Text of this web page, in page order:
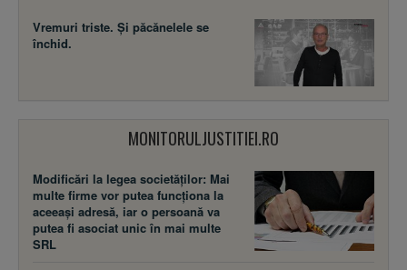
Vremuri triste. Şi păcănelele se
închid.
MONITORULJUSTITIEI.RO
Modificări la legea societăţilor: Mai
multe firme vor putea funcţiona la
aceeaşi adresă, iar o persoană va
putea fi asociat unic în mai multe
SRL